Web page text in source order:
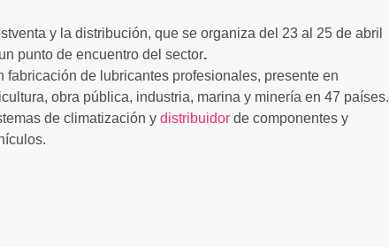
y la distribución, que se organiza del 23 al 25 de abril
punto de encuentro del sector.
fabricación de lubricantes profesionales, presente en
obra pública, industria, marina y minería en 47 países.
de climatización y distribuidor de componentes y